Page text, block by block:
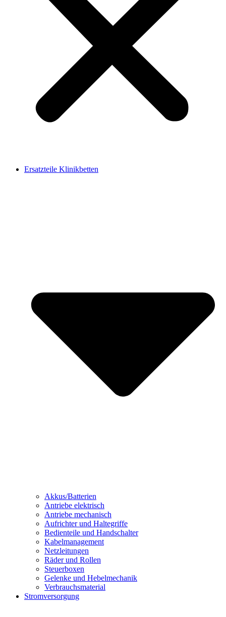
Ersatzteile Klinikbetten
Akkus/Batterien
Antriebe elektrisch
Antriebe mechanisch
Aufrichter und Haltegriffe
Bedienteile und Handschalter
Kabelmanagement
Netzleitungen
Räder und Rollen
Steuerboxen
Gelenke und Hebelmechanik
Verbrauchsmaterial
Stromversorgung